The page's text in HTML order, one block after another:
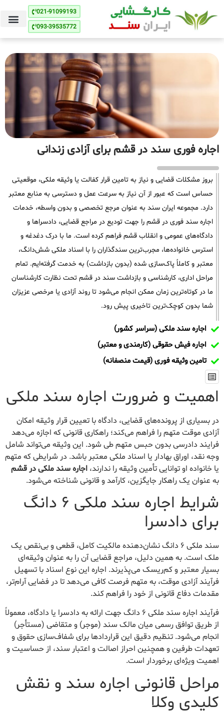
021-91099193
093-39535772
اجاره فوری سند در قشم برای آزادی زندانی
بروز مشکلات قضایی و نیاز به تامین قرار کفالت یا وثیقه ملکی، موقعیتی
حساس است که عبور از آن نیاز به سرعت عمل و دسترسی به منابع معتبر
دارد. مجموعه ایران سند به عنوان مرجع تخصصی و بدون واسطه، خدمات
اجاره سند فوری در قشم را جهت تودیع در مراجع قضایی، دادسراها و
دادگاه‌های عمومی و انقلاب قشم فراهم کرده است. ما با درک دغدغه و
استرس خانواده‌ها، مجرب‌ترین سندگذاران را با اسناد ملکی شش‌دانگ،
معتبر و کاملاً پاک‌سازی شده (بدون بازداشت) به خدمت گرفته‌ایم. تمام
مراحل اداری، کارشناسی و بازداشت سند در قشم تحت نظارت کارشناسان
ما در کوتاه‌ترین زمان ممکن انجام می‌شود تا روند آزادی یا مرخصی عزیزان
شما بدون کوچک‌ترین تاخیری پیش رود.
اجاره سند ملکی (سراسر کشور)
اجاره فیش حقوقی (کارمندی و معتبر)
تامین وثیقه فوری (قیمت منصفانه)
اهمیت و ضرورت اجاره سند ملکی
در بسیاری از پرونده‌های قضایی، دادگاه با تعیین قرار وثیقه امکان
آزادی موقت متهم را فراهم می‌کند؛ راهکاری قانونی که اجازه می‌دهد
فرایند دادرسی بدون حبس متهم طی شود. این وثیقه می‌تواند شامل
وجه نقد، اوراق بهادار یا اسناد ملکی معتبر باشد. در شرایطی که متهم
یا خانواده او توانایی تأمین وثیقه را ندارند، اجاره سند ملکی در قشم
به عنوان یک راهکار جایگزین، کارآمد و قانونی شناخته می‌شود.
شرایط اجاره سند ملکی ۶ دانگ
برای دادسرا
سند ملکی ۶ دانگ نشان‌دهنده مالکیت کامل، قطعی و بی‌نقص یک
ملک است. به همین دلیل، مراجع قضایی آن را به عنوان وثیقه‌ای
بسیار معتبر و کم‌ریسک می‌پذیرند. اجاره این نوع اسناد با تسهیل
فرآیند آزادی موقت، به متهم فرصت کافی می‌دهد تا در فضایی آرام‌تر،
مقدمات دفاع قانونی از خود را فراهم کند.
فرآیند اجاره سند ملکی ۶ دانگ جهت ارائه به دادسرا یا دادگاه، معمولاً
از طریق توافق رسمی میان مالک سند (موجر) و متقاضی (مستأجر)
انجام می‌شود. تنظیم دقیق این قراردادها برای شفاف‌سازی حقوق و
تعهدات طرفین و همچنین احراز اصالت و اعتبار سند، از حساسیت و
اهمیت ویژه‌ای برخوردار است.
مراحل قانونی اجاره سند و نقش
کلیدی وکلا